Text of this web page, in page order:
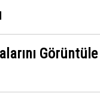
Görüntüle